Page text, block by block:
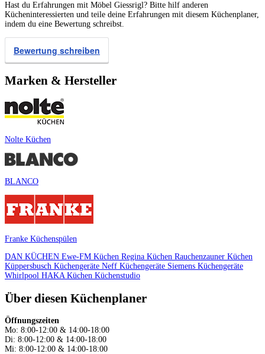
Hast du Erfahrungen mit Möbel Giessrigl? Bitte hilf anderen
Kücheninteressierten und teile deine Erfahrungen mit diesem Küchenplaner,
indem du eine Bewertung schreibst.
Bewertung schreiben
Marken & Hersteller
Nolte Küchen
BLANCO
Franke Küchenspülen
DAN KÜCHEN Ewe-FM Küchen Regina Küchen Rauchenzauner Küchen
Küppersbusch Küchengeräte Neff Küchengeräte Siemens Küchengeräte
Whirlpool HAKA Küchen Küchenstudio
Über diesen Küchenplaner
Öffnungszeiten
Mo: 8:00-12:00 & 14:00-18:00
Di: 8:00-12:00 & 14:00-18:00
Mi: 8:00-12:00 & 14:00-18:00